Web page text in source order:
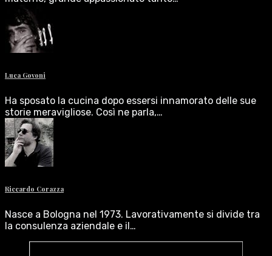
Luca Govoni
Ha sposato la cucina dopo essersi innamorato delle sue
storie meravigliose. Così ne parla,…
Riccardo Corazza
Nasce a Bologna nel 1973. Lavorativamente si divide tra
la consulenza aziendale e il…